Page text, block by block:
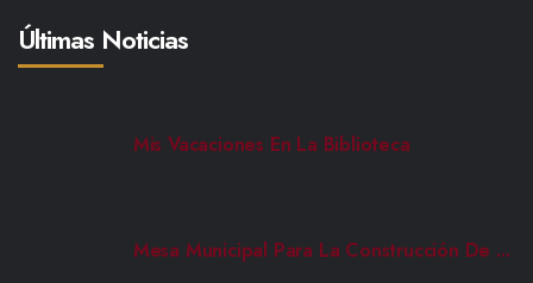
Últimas Noticias
Mis Vacaciones En La Biblioteca
Mesa Municipal Para La Construcción De ...